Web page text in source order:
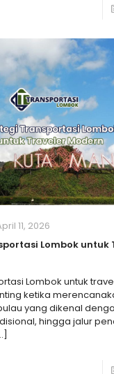
11, 2026
Lombok untuk
Lombok untuk
ketika
yang dikenal
hingga jalur